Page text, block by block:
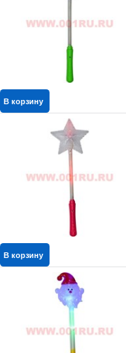
В корзину
В корзину